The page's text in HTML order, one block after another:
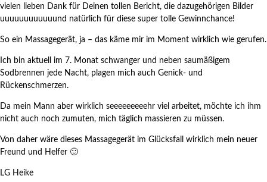
vielen lieben Dank für Deinen tollen Bericht, die dazugehörigen Bilder
uuuuuuuuuuuund natürlich für diese super tolle Gewinnchance!
So ein Massagegerät, ja – das käme mir im Moment wirklich wie gerufen.
Ich bin aktuell im 7. Monat schwanger und neben saumäßigem
Sodbrennen jede Nacht, plagen mich auch Genick- und
Rückenschmerzen.
Da mein Mann aber wirklich seeeeeeeeehr viel arbeitet, möchte ich ihm
nicht auch noch zumuten, mich täglich massieren zu müssen.
Von daher wäre dieses Massagegerät im Glücksfall wirklich mein neuer
Freund und Helfer 🙂
LG Heike